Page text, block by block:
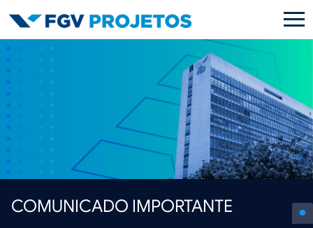
COMUNICADO IMPORTANTE